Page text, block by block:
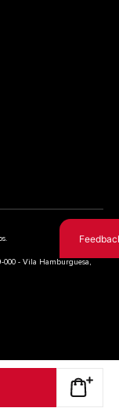
000 - Vila Hamburguesa,